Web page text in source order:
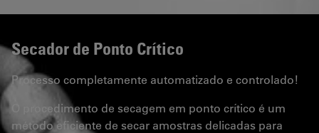
Secador de Ponto Crítico
Processo completamente automatizado e controlado!
O procedimento de secagem em ponto crítico é um
método eficiente de secar amostras delicadas para